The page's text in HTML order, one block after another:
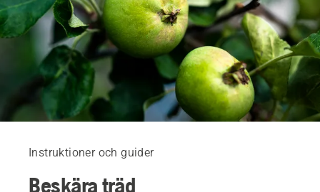
Instruktioner och guider
Beskära träd